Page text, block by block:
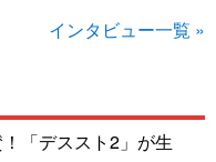
インタビュー一覧 »
「デススト2」が生